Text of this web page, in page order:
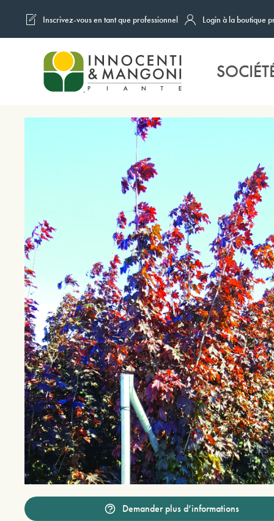
Skip to main content
Inscrivez-vous en tant que professionnel Login à la boutique
Demander plus d’informations